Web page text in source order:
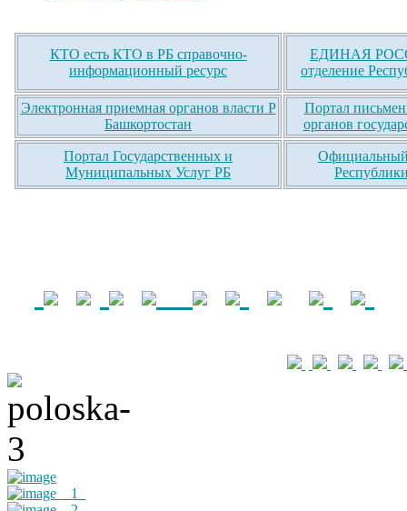
КТО есть КТО в РБ справочно-
информационный ресурс
ЕДИНАЯ
отделение
Электронная приемная органов власти Р
Башкортостан
Портал
органов
Портал Государственных и
Муниципальных Услуг РБ
Официальный